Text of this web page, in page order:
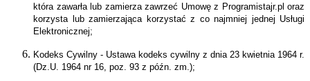
która zawarła lub zamierza zawrzeć Umowę z Programistajr.pl oraz
korzysta lub zamierzająca korzystać z co najmniej jednej Usługi
Elektronicznej;
Kodeks Cywilny - Ustawa kodeks cywilny z dnia 23 kwietnia 1964 r.
(Dz.U. 1964 nr 16, poz. 93 z późn. zm.);